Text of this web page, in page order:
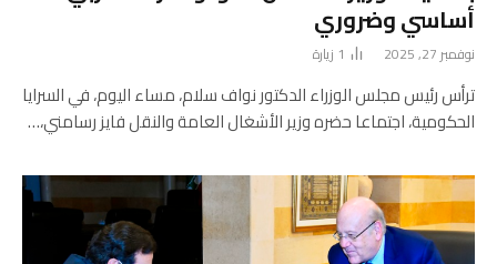
أساسي وضروري
نوفمبر 27, 2025 1 زيارة
ترأس رئيس مجلس الوزراء الدكتور نواف سلام، مساء اليوم، في السرايا
الحكومية، اجتماعا حضره وزير الأشغال العامة والنقل فايز رسامني،…